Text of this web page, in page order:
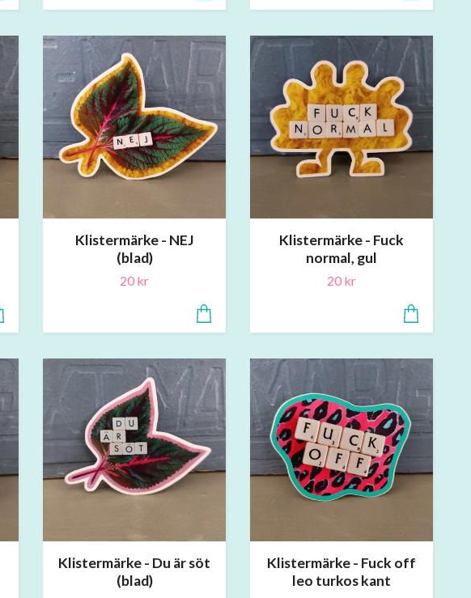
Klistermärke - NEJ
(blad)
20 kr
Klistermärke - Fuck
normal, gul
20 kr
Klistermärke - Du är söt
(blad)
Klistermärke - Fuck off
leo turkos kant